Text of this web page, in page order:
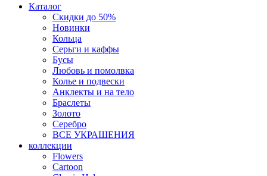
Каталог
Скидки до 50%
Новинки
Кольца
Серьги и каффы
Бусы
Любовь и помолвка
Колье и подвески
Анклекты и на тело
Браслеты
Золото
Серебро
ВСЕ УКРАШЕНИЯ
коллекции
Flowers
Cartoon